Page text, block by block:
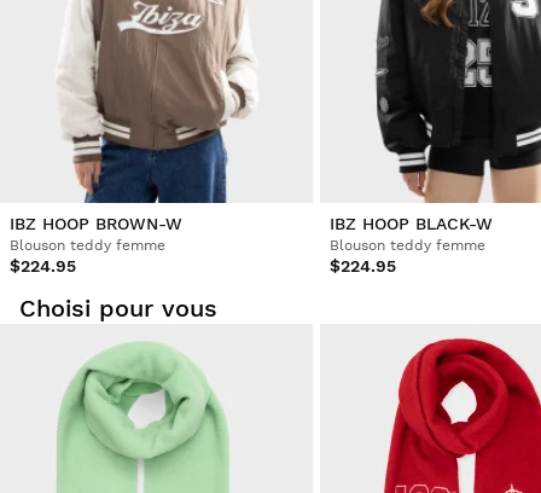
Vous pouvez facilement retourner un produit de votre
commande depuis votre compte utilisateur.
Remboursement à votre moyen de
paiement originel
À partir de
IBZ HOOP BROWN-W
Blouson teddy femme
$224.95
IBZ HOOP BLACK-W
Blouson teddy femme
$224.95
Choisi pour vous